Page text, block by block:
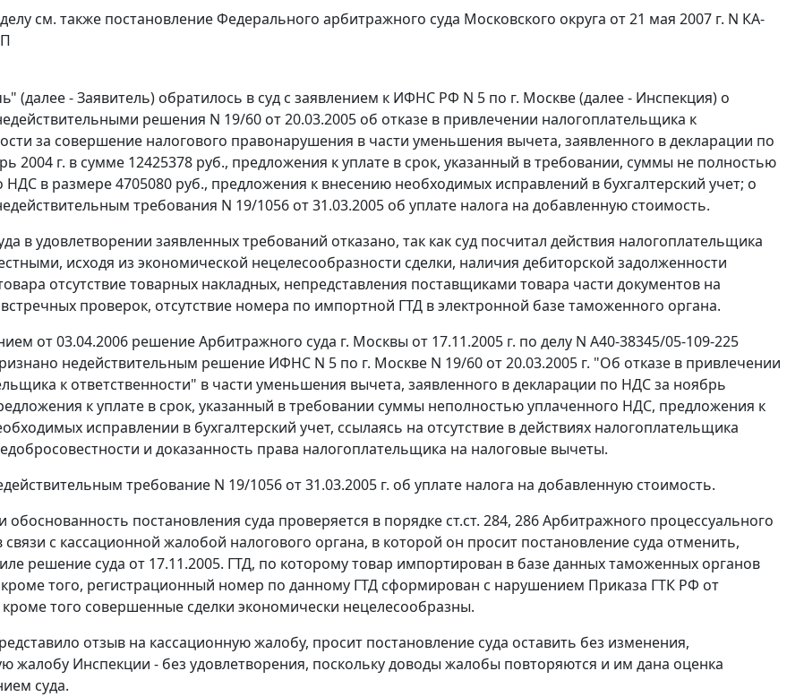
см. также постановлениеФедерального арбитражного суда Московского округа от 21 мая 2007 г. N КА-
(далее - Заявитель) обратилось в суд с заявлением к ИФНС РФ N 5 по г. Москве (далее - Инспекция) о
решения N 19/60 от 20.03.2005 об отказе в привлечении налогоплательщика к
за совершение налогового правонарушения в части уменьшения вычета, заявленного в декларации по
2004 г. в сумме 12425378 руб., предложения к уплате в срок, указанный в требовании, суммы не полностью
НДС в размере 4705080 руб., предложения к внесению необходимых исправлений в бухгалтерский учет; о
требования N 19/1056 от 31.03.2005 об уплате налога на добавленную стоимость.
в удовлетворении заявленных требований отказано, так как суд посчитал действия налогоплательщика
исходя из экономической нецелесообразности сделки, наличия дебиторской задолженности
отсутствие товарных накладных, непредставления поставщиками товара части документов на
проверок, отсутствие номера по импортной ГТД в электронной базе таможенного органа.
от 03.04.2006 решение Арбитражного суда г. Москвы от 17.11.2005 г. по делу N А40-38345/05-109-225
недействительным решение ИФНС N 5 по г. Москве N 19/60 от 20.03.2005 г. "Об отказе в привлечении
к ответственности" в части уменьшения вычета, заявленного в декларации по НДС за ноябрь
к уплате в срок, указанный в требовании суммы неполностью уплаченного НДС, предложения к
исправлении в бухгалтерский учет, ссылаясь на отсутствие в действиях налогоплательщика
и доказанность права налогоплательщика на налоговые вычеты.
требование N 19/1056 от 31.03.2005 г. об уплате налога на добавленную стоимость.
обоснованность постановления суда проверяется в порядке ст.ст. 284, 286Арбитражного процессуального
связи с кассационной жалобой налогового органа, в которой он просит постановление суда отменить,
решение суда от 17.11.2005. ГТД, по которому товар импортирован в базе данных таможенных органов
кроме того, регистрационный номер по данному ГТД сформирован с нарушением Приказа ГТК РФ от
кроме того совершенные сделки экономически нецелесообразны.
отзыв на кассационную жалобу, просит постановление суда оставить без изменения,
жалобу Инспекции - без удовлетворения, поскольку доводы жалобы повторяются и им дана оценка
суда.